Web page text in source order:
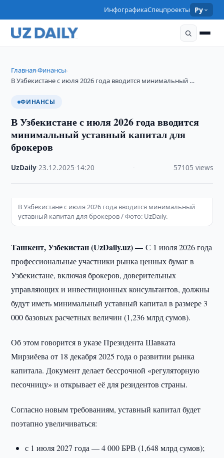
ИнфографикаСпецпроекты Ру
Главная›Финансы›
В Узбекистане с июля 2026 года вводится минимальный …
ФИНАНСЫ
В Узбекистане с июля 2026 года вводится
минимальный уставный капитал для
брокеров
UzDaily ·23.12.2025 14:20 57105 views
В Узбекистане с июля 2026 года вводится минимальный
уставный капитал для брокеров / Фото: UzDaily.
Ташкент, Узбекистан (UzDaily.uz) —С 1 июля 2026 года
профессиональные участники рынка ценных бумаг в
Узбекистане, включая брокеров, доверительных
управляющих и инвестиционных консультантов, должны
будут иметь минимальный уставный капитал в размере 3
000 базовых расчетных величин (1,236 млрд сумов).
Об этом говорится в указе Президента Шавката
Мирзиёева от 18 декабря 2025 года о развитии рынка
капитала. Документ делает бессрочной «регуляторную
песочницу» и открывает её для резидентов страны.
Согласно новым требованиям, уставный капитал будет
поэтапно увеличиваться:
с 1 июля 2027 года — 4 000 БРВ (1,648 млрд сумов);